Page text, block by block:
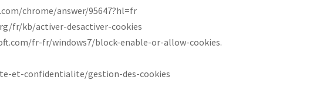
chrome/answer/95647?hl=fr
fr/kb/activer-desactiver-cookies
fr-fr/windows7/block-enable-or-allow-cookies.
et-confidentialite/gestion-des-cookies